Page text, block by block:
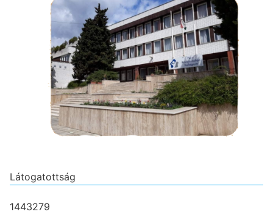
Látogatottság
1443279